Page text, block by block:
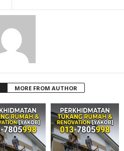
MORE FROM AUTHOR